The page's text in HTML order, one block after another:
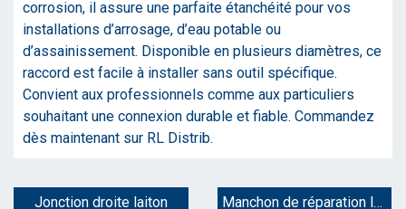
corrosion, il assure une parfaite étanchéité pour vos
installations d’arrosage, d’eau potable ou
d’assainissement. Disponible en plusieurs diamètres, ce
raccord est facile à installer sans outil spécifique.
Convient aux professionnels comme aux particuliers
souhaitant une connexion durable et fiable. Commandez
dès maintenant sur RL Distrib.
Jonction droite laiton Manchon de réparation laiton